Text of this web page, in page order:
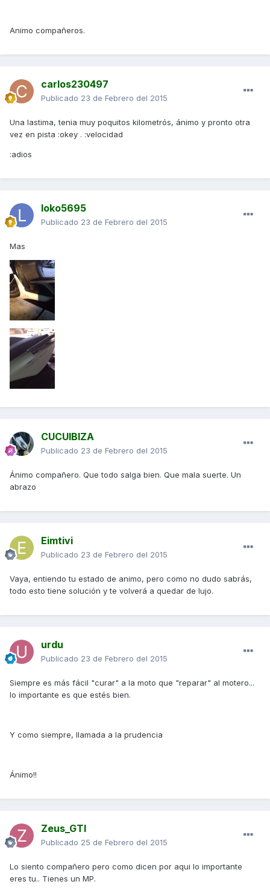
Animo compañeros.
carlos230497
Publicado 23 de Febrero del 2015
Una lastima, tenia muy poquitos kilometrós, ánimo y pronto otra
vez en pista :okey . :velocidad
:adios
loko5695
Publicado 23 de Febrero del 2015
Mas
CUCUIBIZA
Publicado 23 de Febrero del 2015
Ánimo compañero. Que todo salga bien. Que mala suerte. Un
abrazo
Eimtivi
Publicado 23 de Febrero del 2015
Vaya, entiendo tu estado de animo, pero como no dudo sabrás,
todo esto tiene solución y te volverá a quedar de lujo.
urdu
Publicado 23 de Febrero del 2015
Siempre es más fácil "curar" a la moto que "reparar" al motero...
lo importante es que estés bien.
Y como siempre, llamada a la prudencia
Ánimo!!
Zeus_GTI
Publicado 25 de Febrero del 2015
Lo siento compañero pero como dicen por aqui lo importante
eres tu.. Tienes un MP.